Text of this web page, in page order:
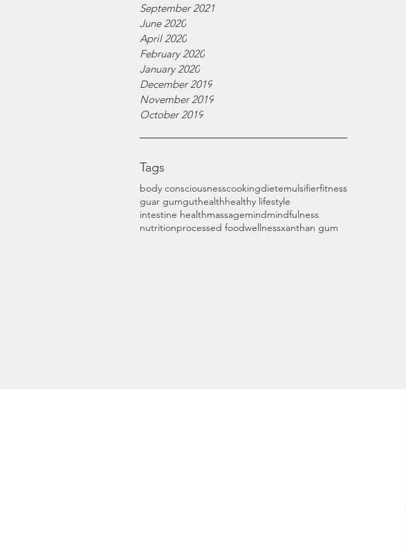
September 2021
June 2020
April 2020
February 2020
January 2020
December 2019
November 2019
October 2019
Tags
body consciousnesscookingdietemulsifierfitness
guar gumguthealthhealthy lifestyle
intestine healthmassagemindmindfulness
nutritionprocessed foodwellnessxanthan gum